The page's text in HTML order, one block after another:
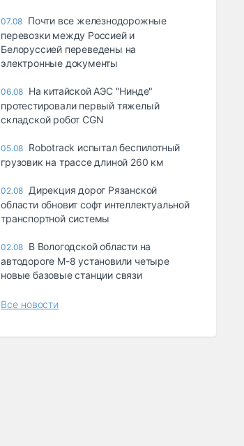
07.08 Почти все железнодорожные
перевозки между Россией и
Белоруссией переведены на
электронные документы
06.08 На китайской АЭС "Нинде"
протестировали первый тяжелый
складской робот CGN
05.08 Robotrack испытал беспилотный
грузовик на трассе длиной 260 км
02.08 Дирекция дорог Рязанской
области обновит софт интеллектуальной
транспортной системы
02.08 В Вологодской области на
автодороге М-8 установили четыре
новые базовые станции связи
Все новости